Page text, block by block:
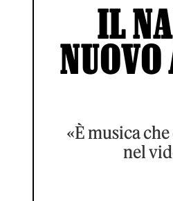
IL
«È musica
nel